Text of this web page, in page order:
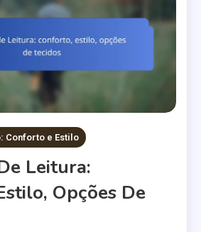
Conforto e Estilo
Leitura:
Opções De